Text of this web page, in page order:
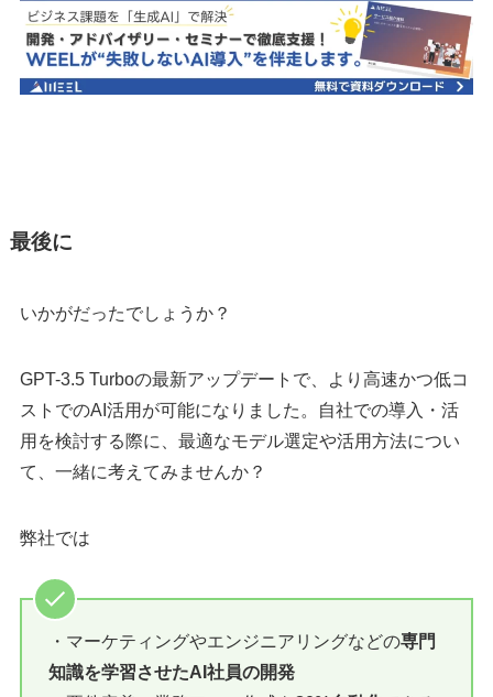
最後に
いかがだったでしょうか？
GPT-3.5 Turboの最新アップデートで、より高速かつ低コ
ストでのAI活用が可能になりました。自社での導入・活
用を検討する際に、最適なモデル選定や活用方法につい
て、一緒に考えてみませんか？
弊社では
・マーケティングやエンジニアリングなどの専門
知識を学習させたAI社員の開発